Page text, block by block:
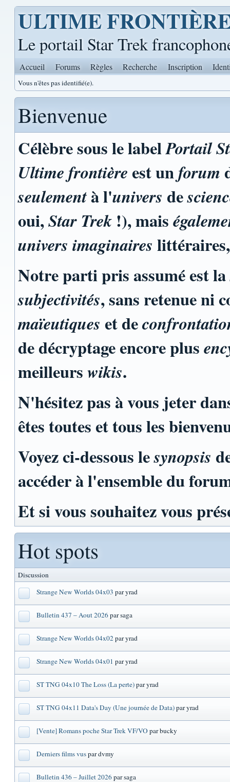
ULTIME
Le portail Star Trek
Accueil Forums Règles Recherche Inscription
Vous n'êtes pas identifié(e).
Bienvenue
Célèbre sous le labelPortail
Ultime frontièreest unforum
seulementà l'univers de
oui,Star Trek !), mais
univers imaginaires
Notre parti pris assumé est la
subjectivités, sans retenue ni
maïeutiques et de
de décryptage encore plus
meilleurswikis.
N'hésitez pas à vous jeter
êtes toutes et tous les
Voyez ci-dessous lesynopsis
accéder à l'ensemble du
Et si vous souhaitez vous
Hot spots
Discussion
Strange New Worlds 04x03 par yrad
Bulletin 437 – Aout 2026par saga
Strange New Worlds 04x02par yrad
Strange New Worlds 04x01 par yrad
ST TNG 04x10 The Loss (La perte)par yrad
ST TNG 04x11 Data's Day (Une journée de Data)par yrad
[Vente] Romans poche Star Trek VF/VOpar bucky
Derniers films vuspar dvmy
Bulletin 436 – Juillet 2026par saga